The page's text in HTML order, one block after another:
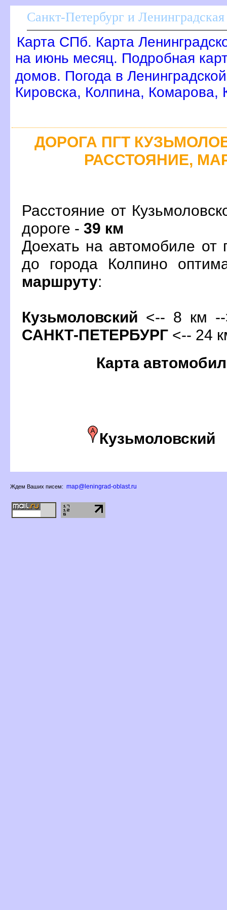
Санкт-Петербург и Ленинградская
Карта СПб. Карта
на июнь месяц. Подробная
домов. Погода в
Кировска, Колпина, Комарова,
ДОРОГА ПГТ
РАССТОЯНИЕ,
Расстояние от
дороге - 39 км
Доехать на автомобиле от
до города Колпино
маршруту:
Кузьмоловский <-- 8 км
САНКТ-ПЕТЕРБУРГ <-- 24
Карта
Кузьмоловский
Ждем Ваших писем: map@leningrad-oblast.ru